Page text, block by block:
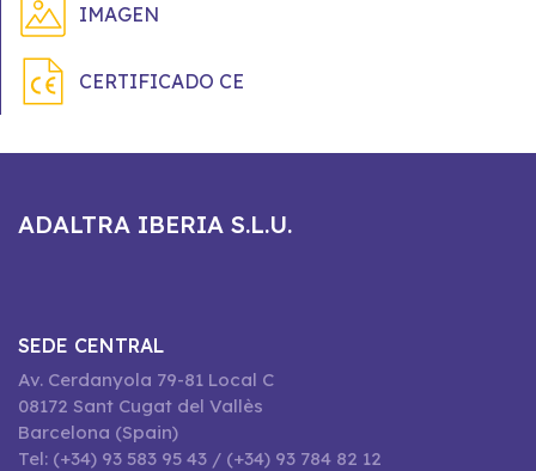
IMAGEN
CERTIFICADO CE
ADALTRA IBERIA S.L.U.
SEDE CENTRAL
Av. Cerdanyola 79-81 Local C
08172 Sant Cugat del Vallès
Barcelona (Spain)
Tel: (+34) 93 583 95 43 / (+34) 93 784 82 12